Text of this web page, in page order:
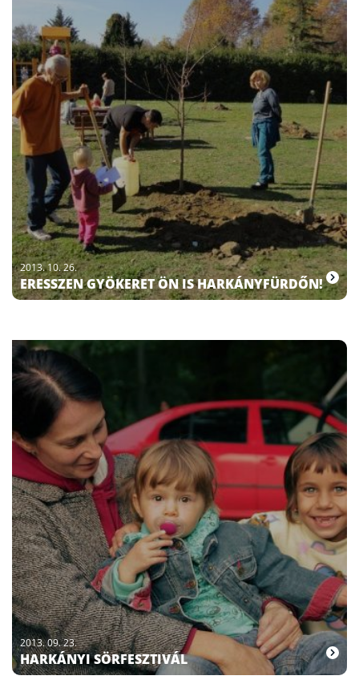
2013. 10. 26.
ERESSZEN GYÖKERET ÖN IS HARKÁNYFÜRDŐN!
2013. 09. 23.
HARKÁNYI SÖRFESZTIVÁL